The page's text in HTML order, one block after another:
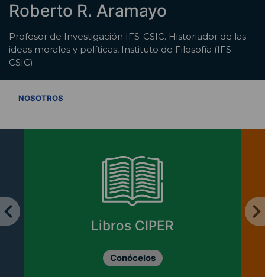
Roberto R. Aramayo
Profesor de Investigación IFS-CSIC. Historiador de las
ideas morales y políticas, Instituto de Filosofía (IFS-
CSIC).
NOSOTROS
Libros CIPER
Conócelos